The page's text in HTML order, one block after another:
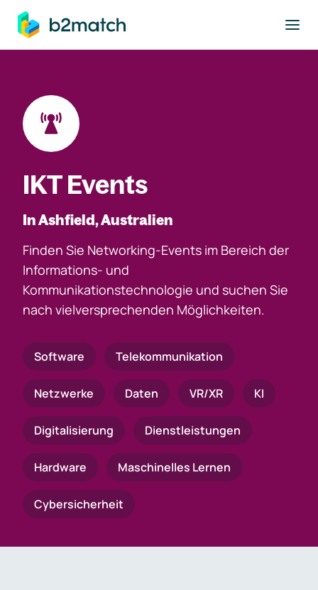
springen
IKT Events
In Ashfield, Australien
Finden Sie Networking-Events im Bereich der
Informations- und
Kommunikationstechnologie und suchen Sie
nach vielversprechenden Möglichkeiten.
Software Telekommunikation
Netzwerke Daten VR/XR KI
Digitalisierung Dienstleistungen
Hardware Maschinelles Lernen
Cybersicherheit